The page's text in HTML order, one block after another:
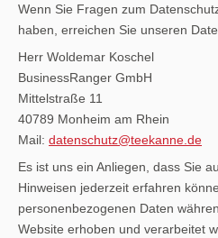
Wenn Sie Fragen zum
haben, erreichen Sie unseren
Herr Woldemar Koschel
BusinessRanger GmbH
Mittelstraße 11
40789 Monheim am Rhein
Mail: datenschutz@teekanne.de
Es ist uns ein Anliegen, dass Sie
Hinweisen jederzeit erfahren
personenbezogenen Daten
Website erhoben und verarbeitet